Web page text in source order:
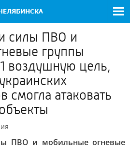
силы ПВО и
группы
воздушную цель,
смогла атаковать
ПВО и мобильные огневые